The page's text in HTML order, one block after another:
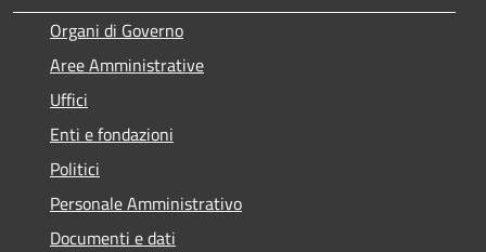
Organi di Governo
Aree Amministrative
Uffici
Enti e fondazioni
Politici
Personale Amministrativo
Documenti e dati